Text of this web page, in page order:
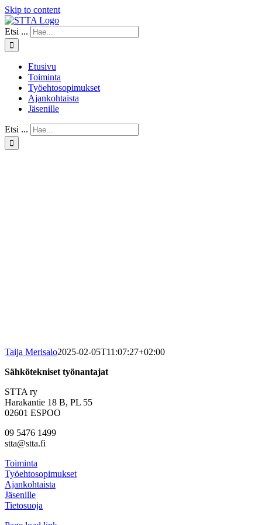
Skip to content
Etsi ...
Etusivu
Toiminta
Työehtosopimukset
Ajankohtaista
Jäsenille
Etsi ...
Taija Merisalo2025-02-05T11:07:27+02:00
Sähkötekniset työnantajat
STTA ry
Harakantie 18 B, PL 55
02601 ESPOO
09 5476 1499
stta@stta.fi
Toiminta
Työehtosopimukset
Ajankohtaista
Jäsenille
Tietosuoja